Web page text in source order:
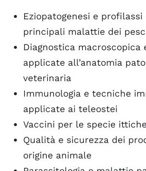
Eziopatogenesi e profilassi
principali malattie dei
Diagnostica macroscopica
applicate all’anatomia
veterinaria
Immunologia e tecniche
applicate ai teleostei
Vaccini per le specie ittiche
Qualità e sicurezza dei
origine animale